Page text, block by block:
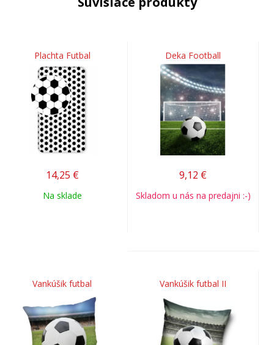
Plachta Futbal
14,25 €
Na sklade
Deka Football
9,12 €
Skladom u nás na predajni :-)
Vankúšik futbal Vankúšik futbal II